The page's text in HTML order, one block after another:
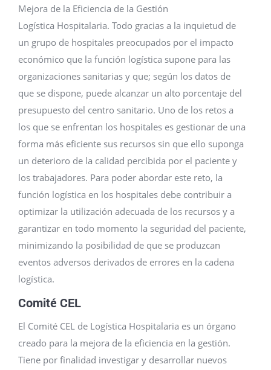
Mejora de la Eficiencia de la Gestión
Logística Hospitalaria. Todo gracias a la inquietud de
un grupo de hospitales preocupados por el impacto
económico que la función logística supone para las
organizaciones sanitarias y que; según los datos de
que se dispone, puede alcanzar un alto porcentaje del
presupuesto del centro sanitario. Uno de los retos a
los que se enfrentan los hospitales es gestionar de una
forma más eficiente sus recursos sin que ello suponga
un deterioro de la calidad percibida por el paciente y
los trabajadores. Para poder abordar este reto, la
función logística en los hospitales debe contribuir a
optimizar la utilización adecuada de los recursos y a
garantizar en todo momento la seguridad del paciente,
minimizando la posibilidad de que se produzcan
eventos adversos derivados de errores en la cadena
logística.
Comité CEL
El Comité CEL de Logística Hospitalaria es un órgano
creado para la mejora de la eficiencia en la gestión.
Tiene por finalidad investigar y desarrollar nuevos